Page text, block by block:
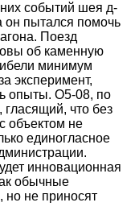
событий шея д-
он пытался помочь
Поезд
об каменную
минимум
эксперимент,
опыты. О5-08, по
что без
объектом не
единогласное
инновационная
обычные
но не приносят